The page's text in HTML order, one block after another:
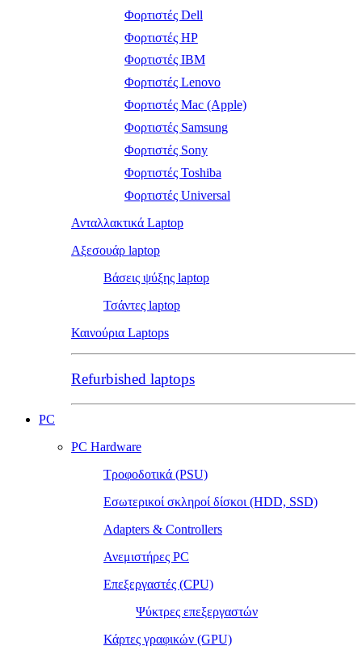
Φορτιστές Dell
Φορτιστές HP
Φορτιστές IBM
Φορτιστές Lenovo
Φορτιστές Mac (Apple)
Φορτιστές Samsung
Φορτιστές Sony
Φορτιστές Toshiba
Φορτιστές Universal
Ανταλλακτικά Laptop
Αξεσουάρ laptop
Βάσεις ψύξης laptop
Τσάντες laptop
Καινούρια Laptops
Refurbished laptops
PC
PC Hardware
Τροφοδοτικά (PSU)
Εσωτερικοί σκληροί δίσκοι (HDD, SSD)
Adapters & Controllers
Ανεμιστήρες PC
Επεξεργαστές (CPU)
Ψύκτρες επεξεργαστών
Κάρτες γραφικών (GPU)